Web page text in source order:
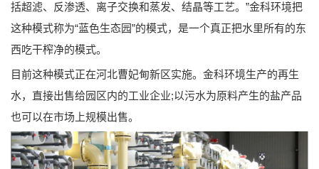
括超滤、反渗透、离子交换和蒸发、结晶等工艺。”金科环境把
这种模式称为“蓝色生态园”的模式，是一个真正把水里所有的东
西吃干榨净的模式。
目前这种模式正在河北曹妃甸新区实施。金科环境生产的再生
水，直接出售给园区内的工业企业;以污水为原料产生的盐产品
也可以在市场上规模出售。